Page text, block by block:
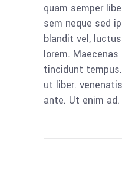
quam semper
sem neque sed
blandit vel,
lorem.
tincidunt
ut liber.
ante. Ut enim ad.